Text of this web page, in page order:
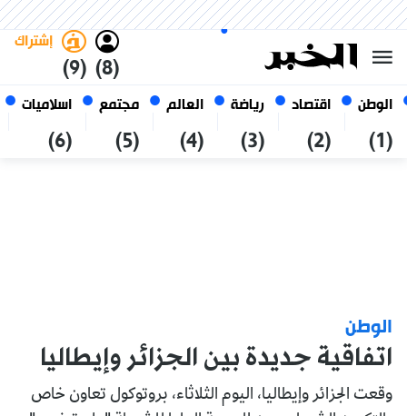
الوطن
(1)
اقتصاد
(2)
رياضة
(3)
العالم
(4)
مجتمع
(5)
اسلاميات
(6)
(8)
إشتراك
(9)
أغسطس 2026
الجزائر
الوطن
اتفاقية جديدة بين الجزائر وإيطاليا
وقعت الجزائر وإيطاليا، اليوم الثلاثاء، بروتوكول تعاون خاص